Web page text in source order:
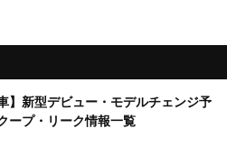
】新型デビュー・モデルチェンジ予
ープ・リーク情報一覧